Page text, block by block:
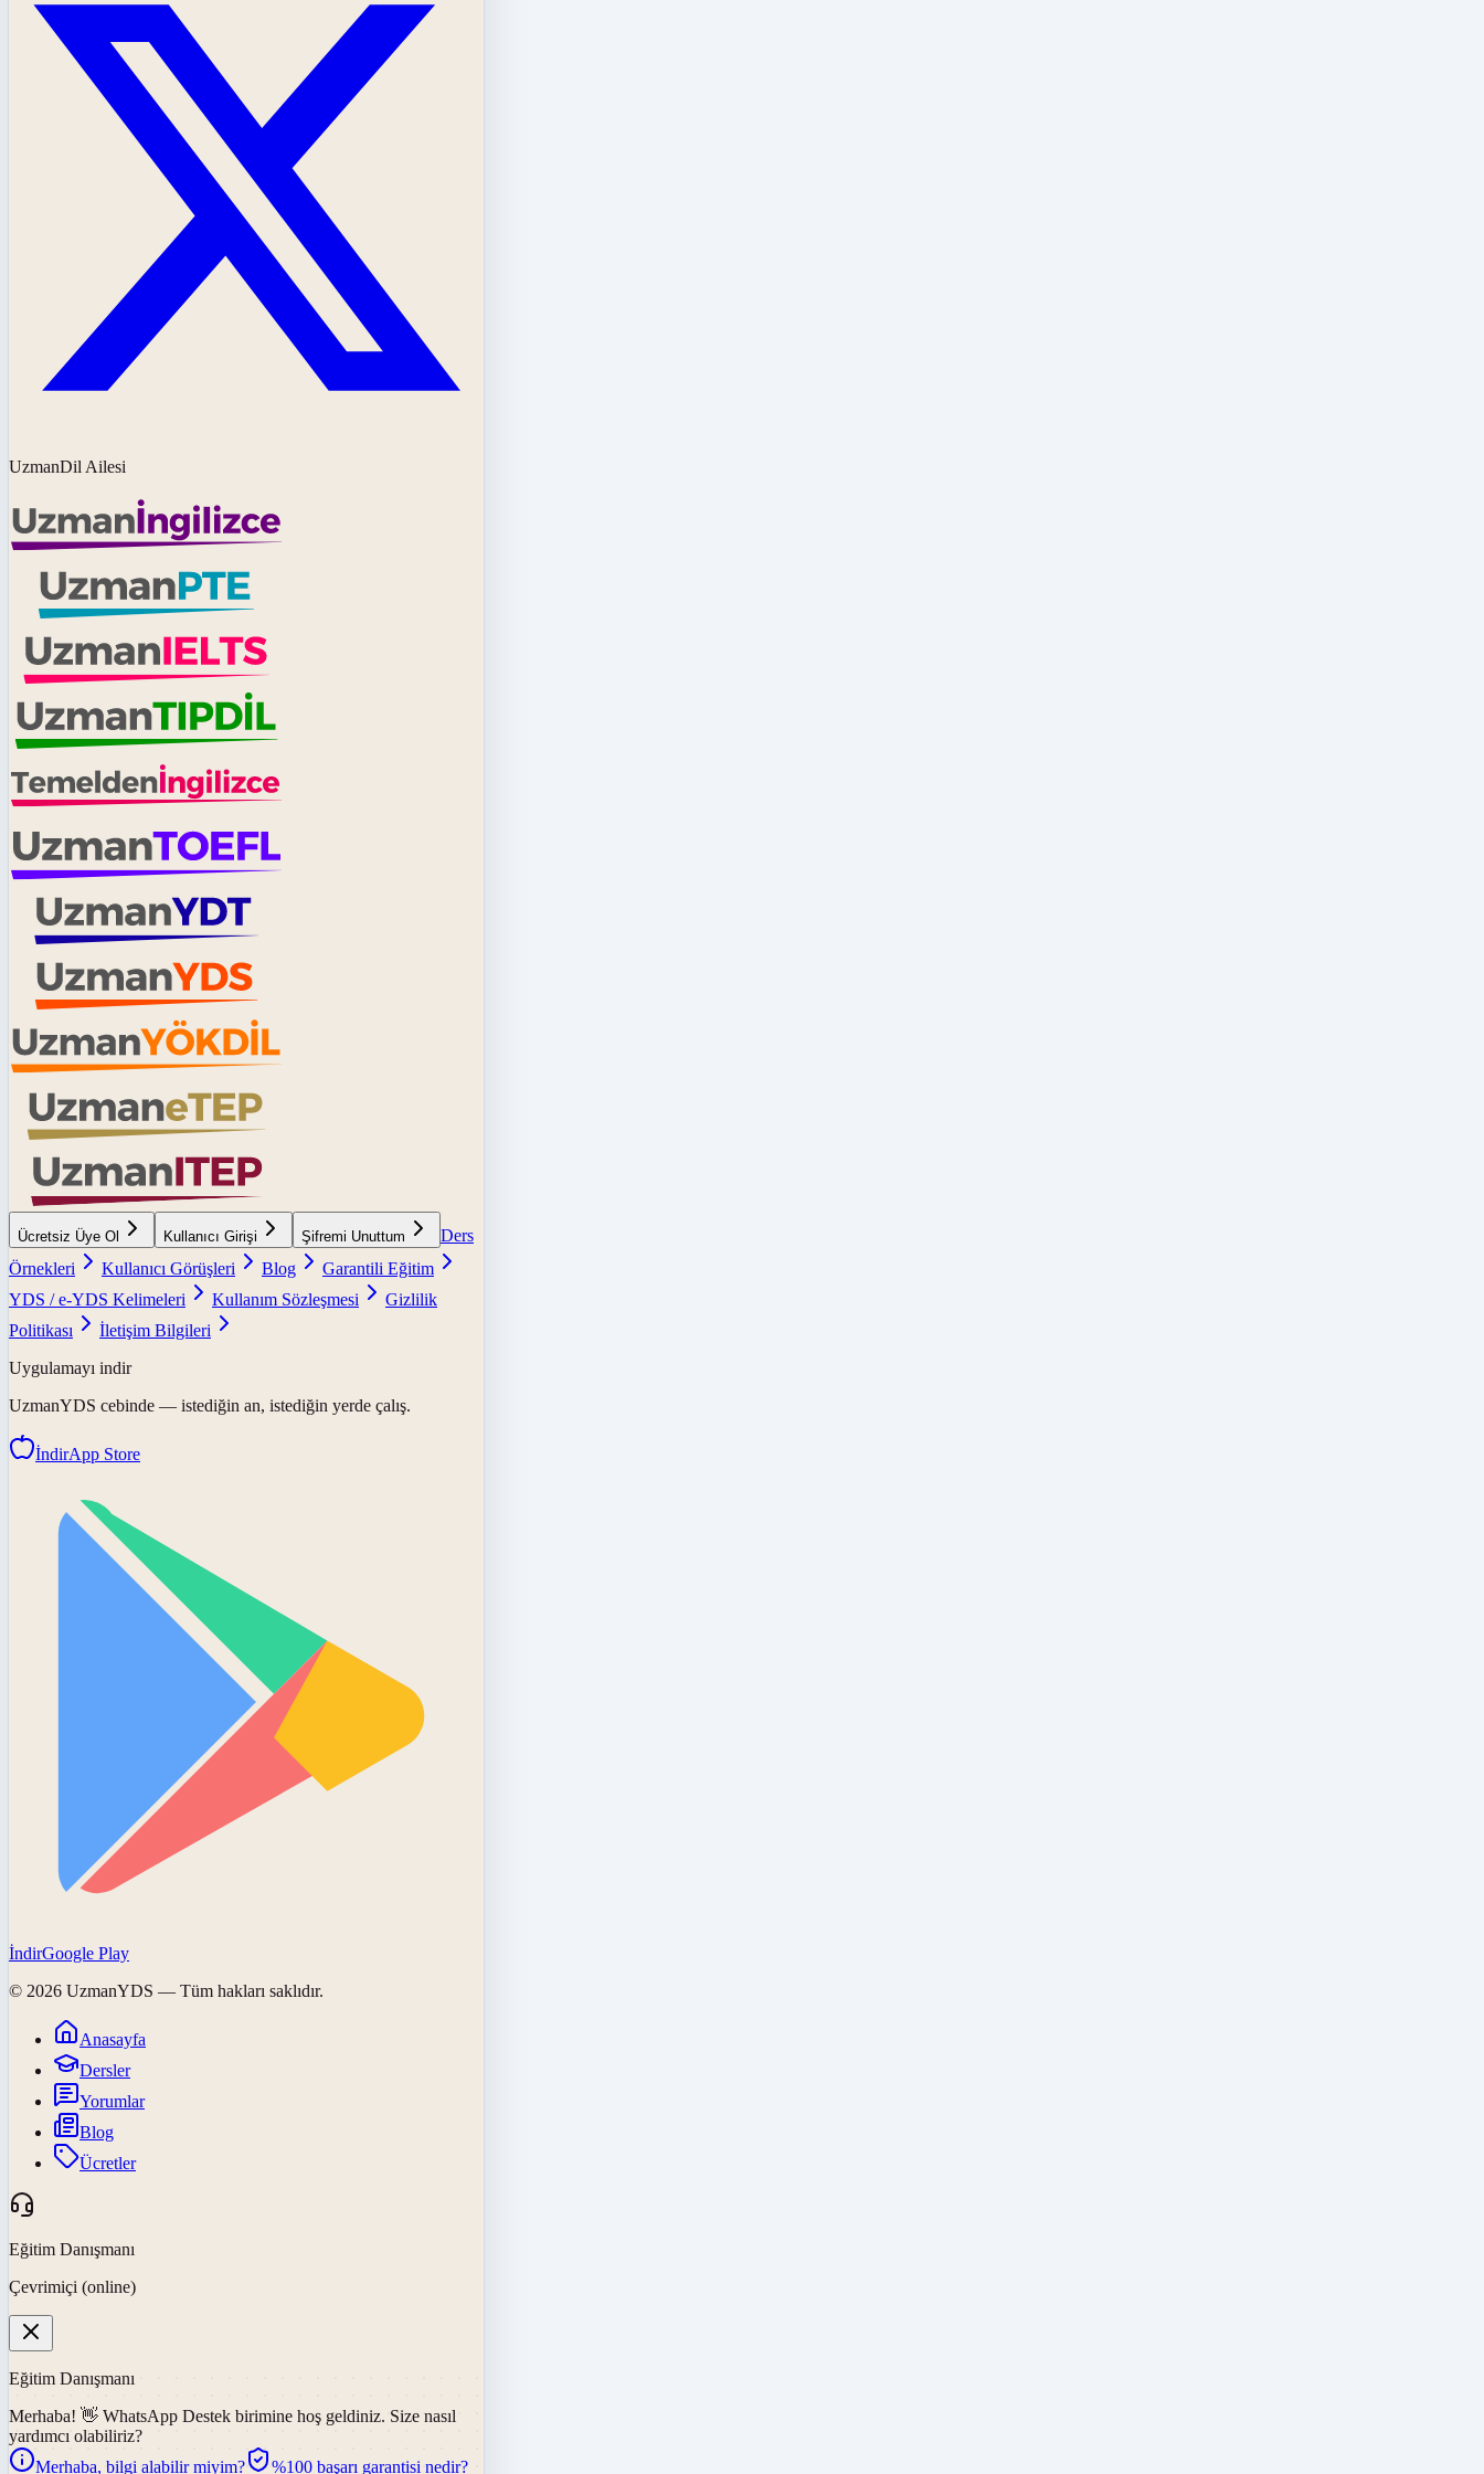
UzmanDil Ailesi
Ücretsiz Üye Ol Kullanıcı Girişi Şifremi Unuttum
Ders
Örnekleri
Kullanıcı Görüşleri Blog
Garantili Eğitim
YDS / e-YDS Kelimeleri
Kullanım Sözleşmesi
Gizlilik
Politikası
İletişim Bilgileri
Uygulamayı indir
UzmanYDS cebinde — istediğin an, istediğin yerde çalış.
İndirApp Store
İndirGoogle Play
© 2026 UzmanYDS — Tüm hakları saklıdır.
Anasayfa
Dersler
Yorumlar
Blog
Ücretler
Eğitim Danışmanı
Çevrimiçi (online)
Eğitim Danışmanı
Merhaba! 👋 WhatsApp Destek birimine hoş geldiniz. Size nasıl
yardımcı olabiliriz?
Merhaba, bilgi alabilir miyim?
%100 başarı garantisi nedir?